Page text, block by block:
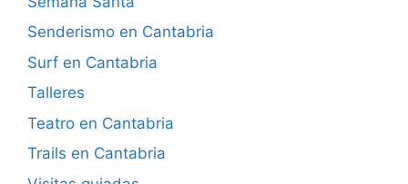
Senderismo en Cantabria
Surf en Cantabria
Talleres
Teatro en Cantabria
Trails en Cantabria